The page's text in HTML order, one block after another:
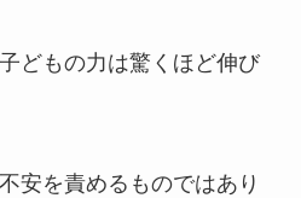
どもの力は驚くほど伸び
安を責めるものではあり